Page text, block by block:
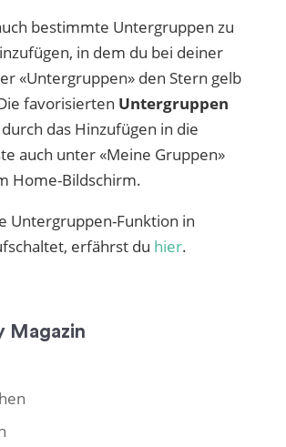
bestimmte Untergruppen zu
in dem du bei deiner
«Untergruppen» den Stern gelb
favorisierten Untergruppen
das Hinzufügen in die
auch unter «Meine Gruppen»
Home-Bildschirm.
Untergruppen-Funktion in
erfährst du hier.
Magazin